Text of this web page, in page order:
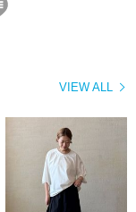
VIEW ALL